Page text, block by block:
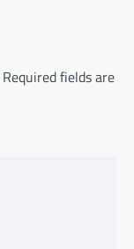
Required fields are